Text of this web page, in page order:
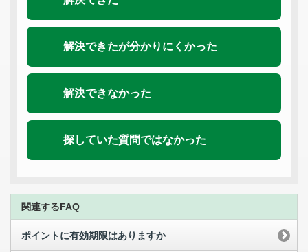
解決できたが分かりにくかった
解決できなかった
探していた質問ではなかった
関連するFAQ
ポイントに有効期限はありますか